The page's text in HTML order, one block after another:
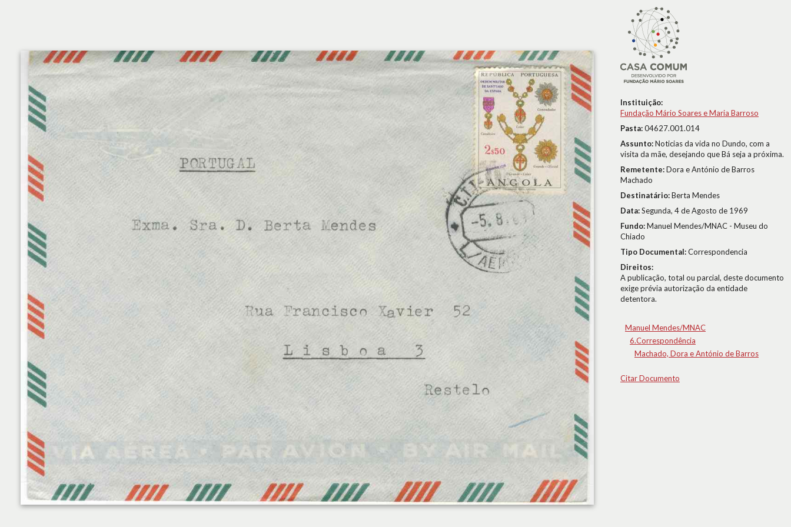
Instituição:
Fundação Mário Soares e Maria Barroso
Pasta:04627.001.014
Assunto:Noticias da vida no Dundo, com a
visita da mãe, desejando que Bá seja a próxima.
Remetente:Dora e António de Barros
Machado
Destinatário:Berta Mendes
Data:Segunda, 4 de Agosto de 1969
Fundo:Manuel Mendes/MNAC - Museu do
Chiado
Tipo Documental:Correspondencia
Direitos:
A publicação, total ou parcial, deste documento
exige prévia autorização da entidade
detentora.
Manuel Mendes/MNAC
6.Correspondência
Machado, Dora e António de Barros
Citar Documento